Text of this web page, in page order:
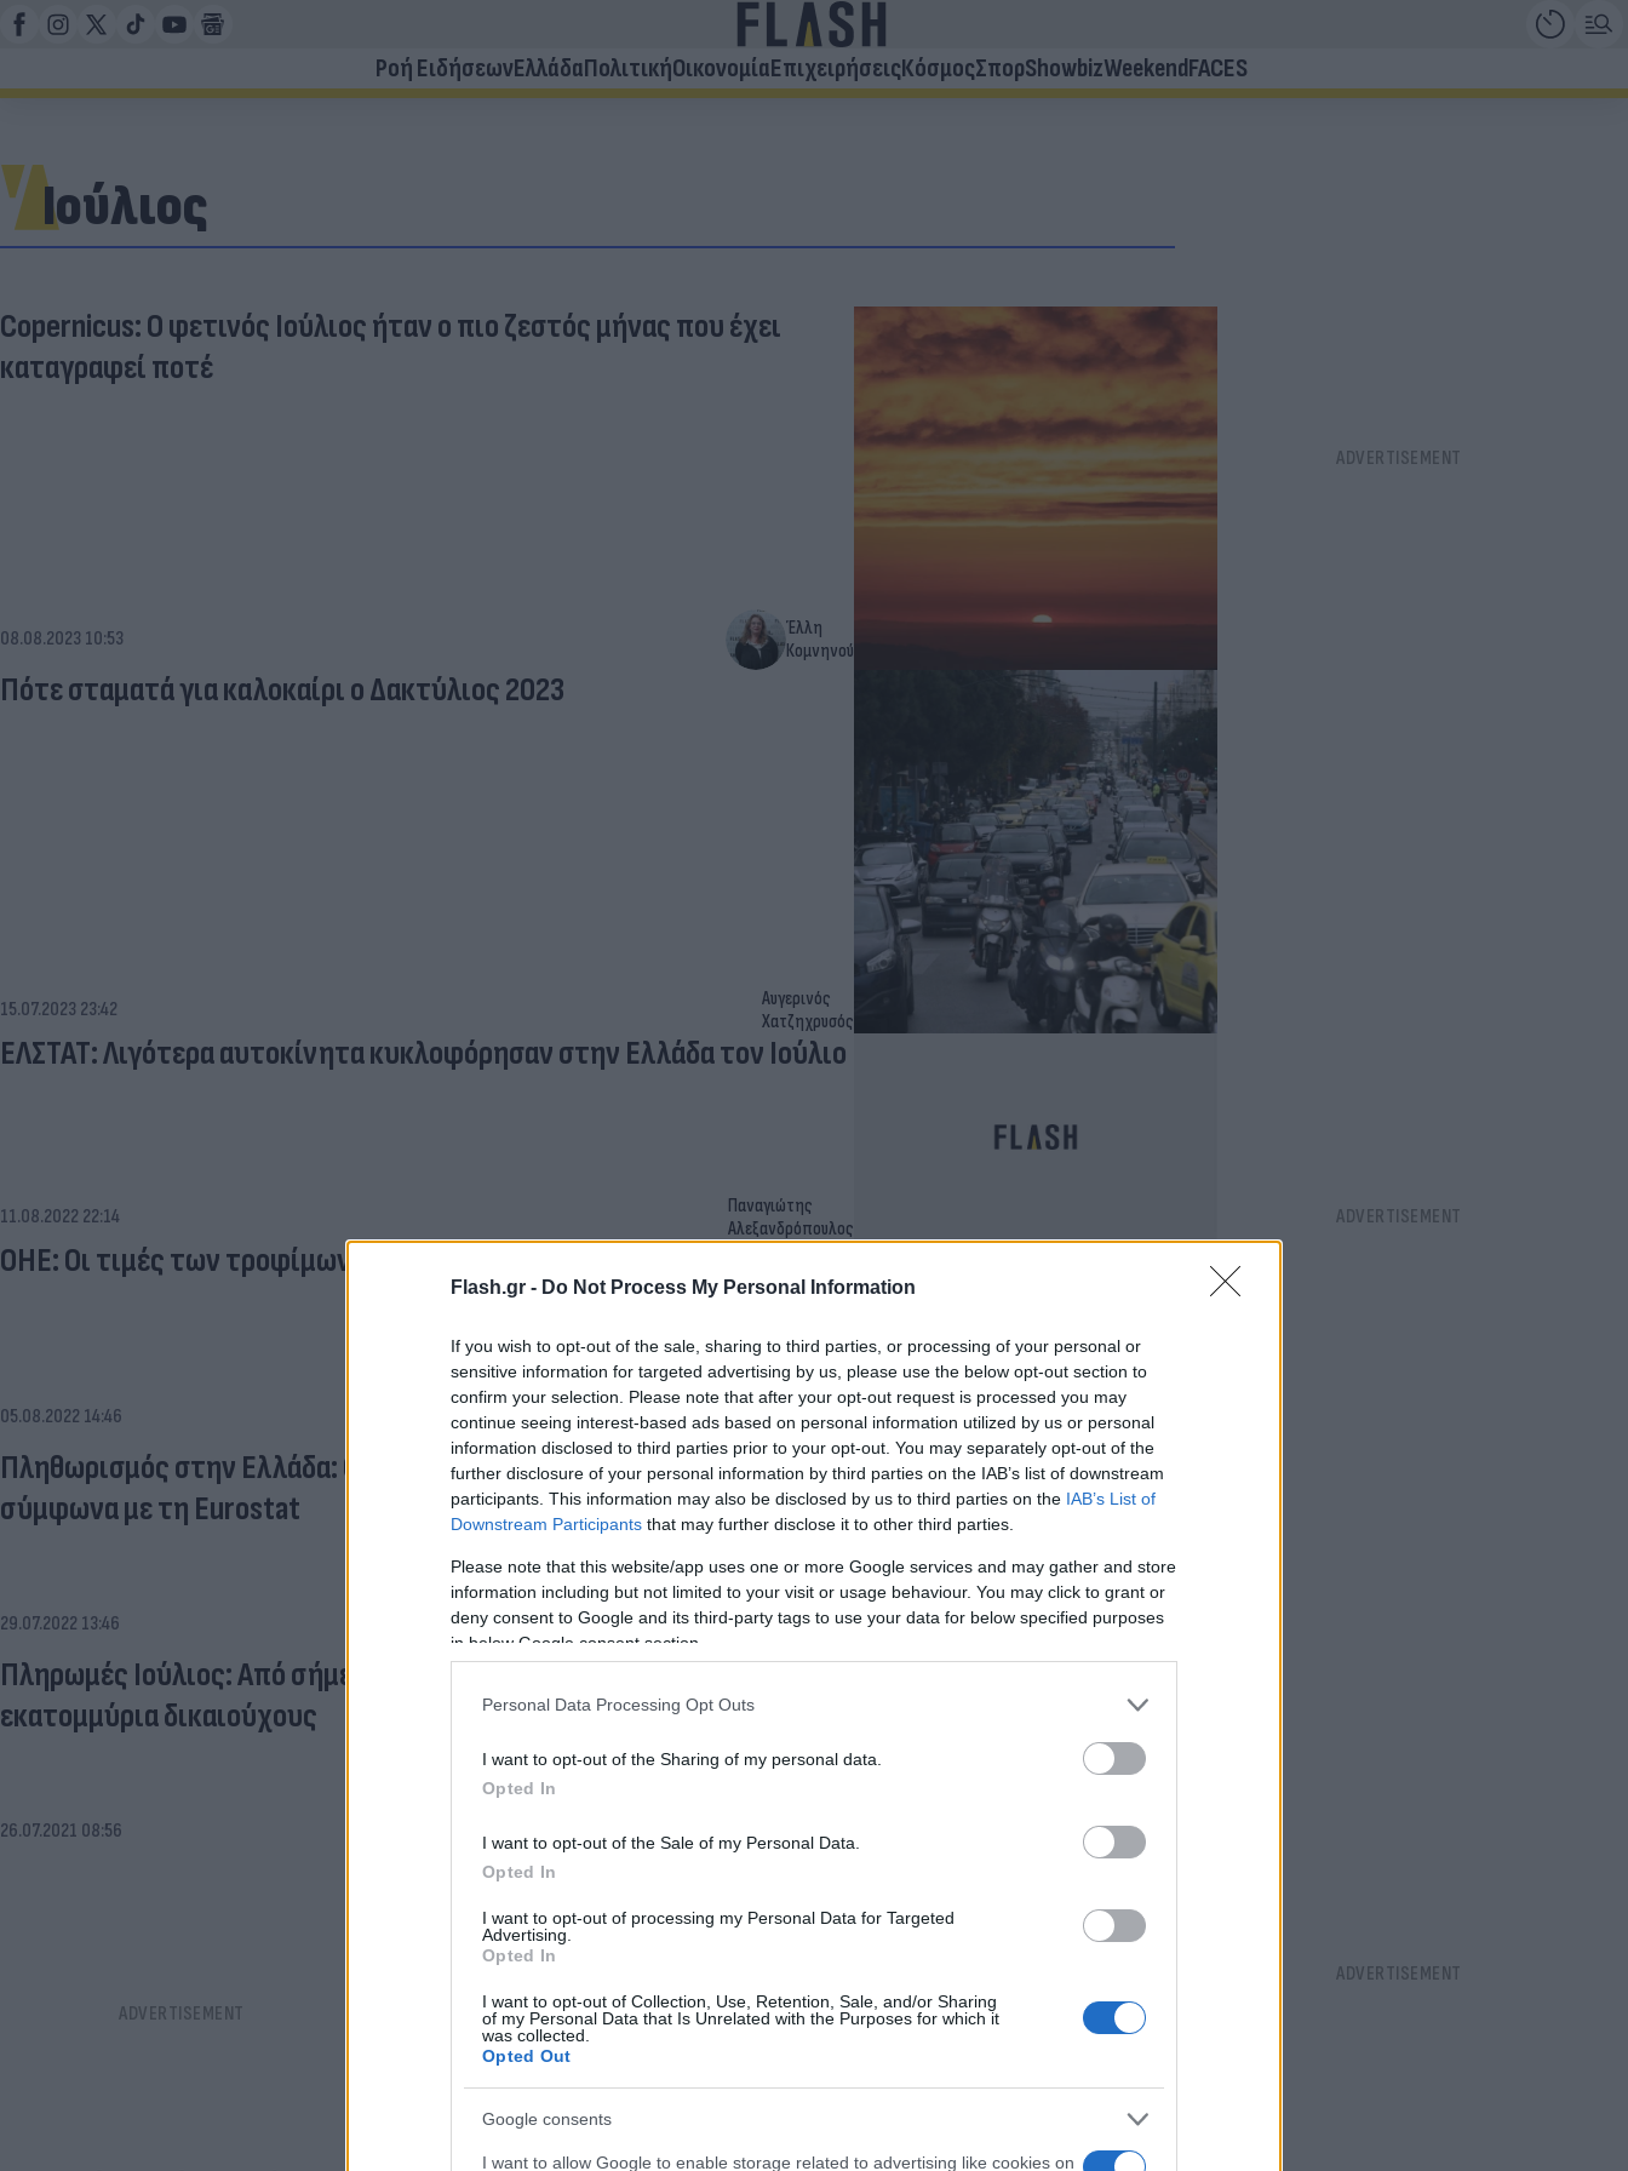
Flash.gr - Do Not Process My Personal Information
If you wish to opt-out of the sale, sharing to third parties, or processing of your personal or
sensitive information for targeted advertising by us, please use the below opt-out section to
confirm your selection. Please note that after your opt-out request is processed you may
continue seeing interest-based ads based on personal information utilized by us or personal
information disclosed to third parties prior to your opt-out. You may separately opt-out of the
further disclosure of your personal information by third parties on the IAB’s list of downstream
participants. This information may also be disclosed by us to third parties on the IAB’s List of
Downstream Participants that may further disclose it to other third parties.
Please note that this website/app uses one or more Google services and may gather and store
information including but not limited to your visit or usage behaviour. You may click to grant or
deny consent to Google and its third-party tags to use your data for below specified purposes
in below Google consent section.
Personal Data Processing Opt Outs
I want to opt-out of the Sharing of my personal data.
Opted In
I want to opt-out of the Sale of my Personal Data.
Opted In
I want to opt-out of processing my Personal Data for Targeted
Advertising.
Opted In
I want to opt-out of Collection, Use, Retention, Sale, and/or Sharing
of my Personal Data that Is Unrelated with the Purposes for which it
was collected.
Opted Out
Google consents
I want to allow Google to enable storage related to advertising like cookies on
Ροή ΕιδήσεωνΕλλάδαΠολιτικήΟικονομίαΕπιχειρήσειςΚόσμοςΣπορShowbizWeekendFACES
Ιούλιος
Copernicus: Ο φετινός Ιούλιος ήταν ο πιο ζεστός μήνας που έχει
καταγραφεί ποτέ
08.08.2023 10:53
Έλλη
Κομνηνού
Πότε σταματά για καλοκαίρι ο Δακτύλιος 2023
15.07.2023 23:42
Αυγερινός
Χατζηχρυσός
ΕΛΣΤΑΤ: Λιγότερα αυτοκίνητα κυκλοφόρησαν στην Ελλάδα τον Ιούλιο
11.08.2022 22:14
Παναγιώτης
Αλεξανδρόπουλος
ΟΗΕ: Οι τιμές των τροφίμων σημείωσαν νέα πτώση τον Ιούλιο
05.08.2022 14:46
Αγγελική
Γιαννακού
Πληθωρισμός στην Ελλάδα: Οριακή μείωση στο 11,5% τον Ιούλιο,
σύμφωνα με τη Eurostat
29.07.2022 13:46
Αγγελική
Πληρωμές Ιούλιος: Από σήμερα 2,5 δισεκατομμύρια σε 5,6
εκατομμύρια δικαιούχους
26.07.2021 08:56
Γιαννακού